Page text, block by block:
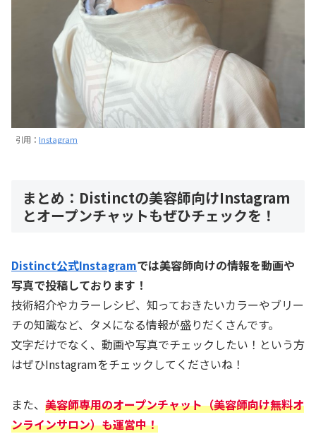
引用： Instagram
まとめ：Distinctの美容師向けInstagram
とオープンチャットもぜひチェックを！
Distinct公式Instagramでは美容師向けの情報を動画や
写真で投稿しております！
技術紹介やカラーレシピ、知っておきたいカラーやブリー
チの知識など、タメになる情報が盛りだくさんです。
文字だけでなく、動画や写真でチェックしたい！という方
はぜひInstagramをチェックしてくださいね！
また、 美容師専用のオープンチャット（美容師向け無料オ
ンラインサロン）も運営中！